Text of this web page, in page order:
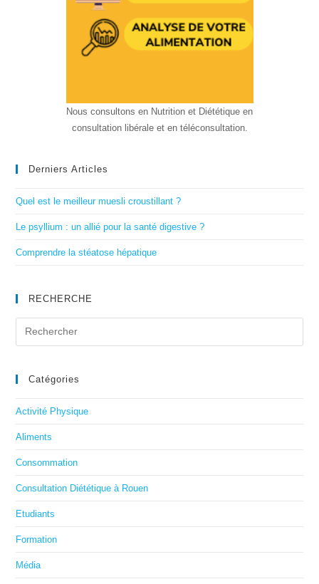
Nous consultons en Nutrition et Diététique en
consultation libérale et en téléconsultation.
Derniers Articles
Quel est le meilleur muesli croustillant ?
Le psyllium : un allié pour la santé digestive ?
Comprendre la stéatose hépatique
RECHERCHE
Catégories
Activité Physique
Aliments
Consommation
Consultation Diététique à Rouen
Etudiants
Formation
Média